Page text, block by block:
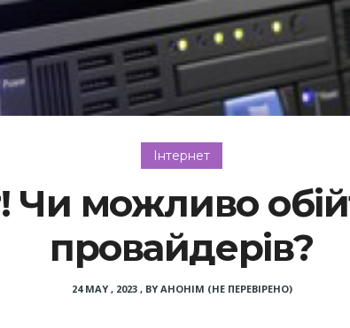
Інтернет
Чи можливо
провайдерів?
24 MAY , 2023, BY АНОНІМ (НЕ ПЕРЕВІРЕНО)